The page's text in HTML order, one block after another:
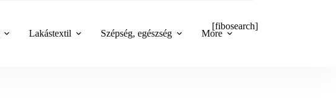
Lakástextil Szépség, egészség More
[fibosearch]